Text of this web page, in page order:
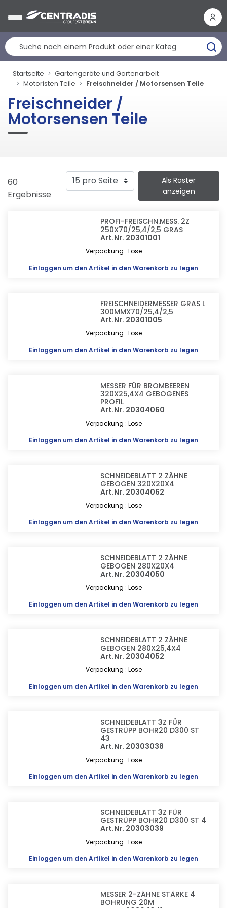
Startseite
Gartengeräte und Gartenarbeit
Motoristen Teile
Freischneider / Motorsensen Teile
Freischneider /
Motorsensen Teile
60
Ergebnisse
Als Raster
anzeigen
PROFI-FREISCHN.MESS. 2Z
250X70/25,4/2,5 GRAS
Art.Nr. 20301001
Verpackung : Lose
Einloggen um den Artikel in den Warenkorb zu legen
FREISCHNEIDERMESSER GRAS L
300MMX70/25,4/2,5
Art.Nr. 20301005
Verpackung : Lose
Einloggen um den Artikel in den Warenkorb zu legen
MESSER FÜR BROMBEEREN
320X25,4X4 GEBOGENES
PROFIL
Art.Nr. 20304060
Verpackung : Lose
Einloggen um den Artikel in den Warenkorb zu legen
SCHNEIDEBLATT 2 ZÄHNE
GEBOGEN 320X20X4
Art.Nr. 20304062
Verpackung : Lose
Einloggen um den Artikel in den Warenkorb zu legen
SCHNEIDEBLATT 2 ZÄHNE
GEBOGEN 280X20X4
Art.Nr. 20304050
Verpackung : Lose
Einloggen um den Artikel in den Warenkorb zu legen
SCHNEIDEBLATT 2 ZÄHNE
GEBOGEN 280X25,4X4
Art.Nr. 20304052
Verpackung : Lose
Einloggen um den Artikel in den Warenkorb zu legen
SCHNEIDEBLATT 3Z FÜR
GESTRÜPP BOHR20 D300 ST
43
Art.Nr. 20303038
Verpackung : Lose
Einloggen um den Artikel in den Warenkorb zu legen
SCHNEIDEBLATT 3Z FÜR
GESTRÜPP BOHR20 D300 ST 4
Art.Nr. 20303039
Verpackung : Lose
Einloggen um den Artikel in den Warenkorb zu legen
MESSER 2-ZÄHNE STÄRKE 4
BOHRUNG 20M